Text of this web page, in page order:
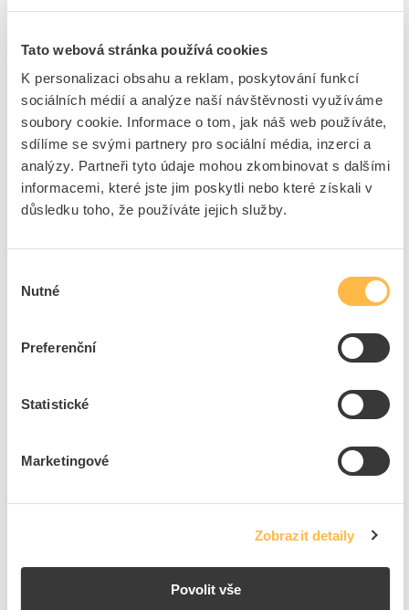
Tato webová stránka používá cookies
K personalizaci obsahu a reklam, poskytování funkcí
sociálních médií a analýze naší návštěvnosti využíváme
soubory cookie. Informace o tom, jak náš web používáte,
sdílíme se svými partnery pro sociální média, inzerci a
analýzy. Partneři tyto údaje mohou zkombinovat s dalšími
informacemi, které jste jim poskytli nebo které získali v
důsledku toho, že používáte jejich služby.
souhlasu
Nutné
Preferenční
Statistické
Marketingové
Zobrazit detaily
Povolit vše
PROTEC Šroubovák PTXSD T25 Torx
Kód ELFETEX
10.793.308
EAN
4016705134649
Značka
PROTEC.CLASS
Cena s DPH 328,50 Kč/ks
ks
Cena s DPH 307,64 Kč/ks
8 ks